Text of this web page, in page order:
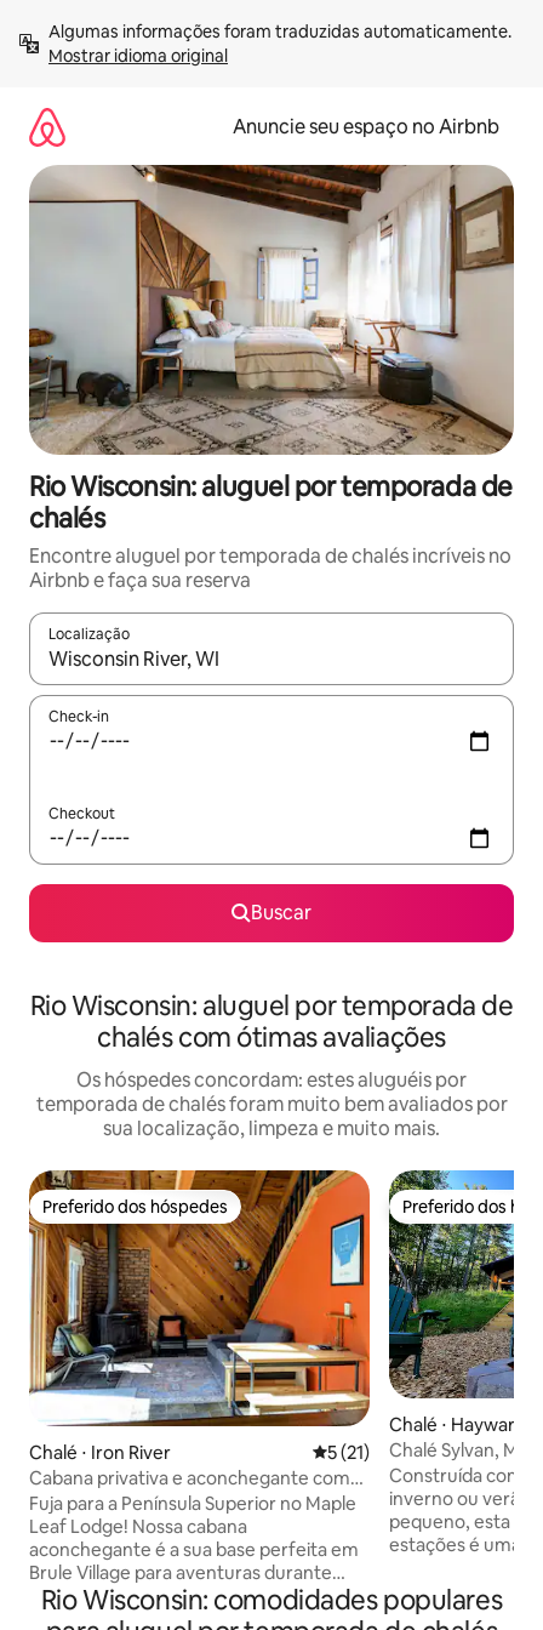
para
Mostrar idioma original
Anuncie seu espaço no Airbnb
Rio Wisconsin: aluguel por temporada de
chalés
Encontre aluguel por temporada de chalés incríveis no
Airbnb e faça sua reserva
Localização
Quando os resultados estiverem disponíveis, explore-os
Check-in
Checkout
Buscar
Rio Wisconsin: aluguel por temporada de
chalés com ótimas avaliações
Os hóspedes concordam: estes aluguéis por
temporada de chalés foram muito bem avaliados por
sua localização, limpeza e muito mais.
Preferido dos hóspedes
Preferido dos hóspedes
Chalé ⋅ Iron River 5 de uma avaliação média
5 (21)
Cabana privativa e aconchegante com
banheira de hidromassagem; perto de
lagos e trilhas
Fuja para a Península Superior no Maple
Leaf Lodge! Nossa cabana
aconchegante é a sua base perfeita em
Brule Village para aventuras durante
todo o ano, aninhada em um ambiente
tranquilo e arborizado. Desfrute de
Preferido dos
Preferido dos
Chalé ⋅ Hayward
Chalé Sylvan,
Lago, Perto de
Construída como
inverno ou verão
pequeno, esta
estações é uma
Wisconsin em
bem equipado e
Rio Wisconsin: comodidades populares